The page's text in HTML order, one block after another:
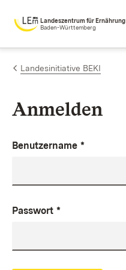
Zum Inhalt springen
Landeszentrum für Ernährung
Baden-Württemberg
Landesinitiative BEKI
Anmelden
Benutzername *
Passwort *